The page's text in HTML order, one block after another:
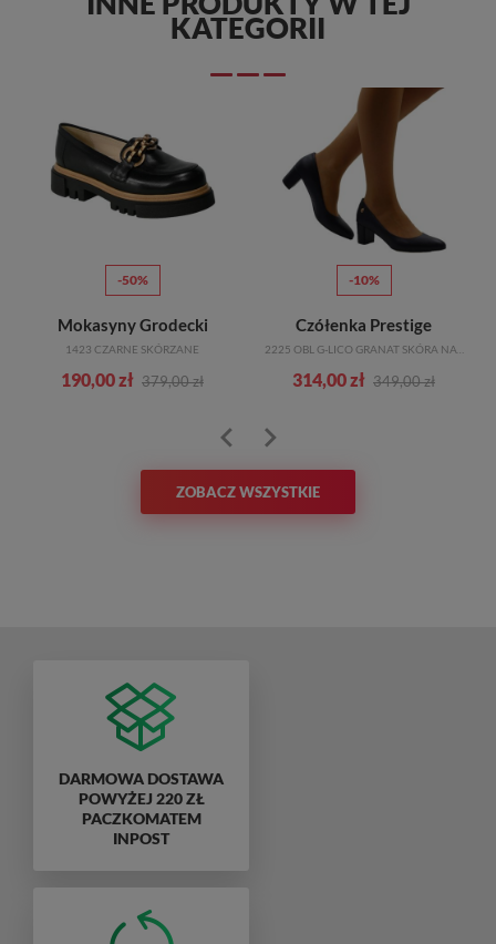
KATEGORII
-50%
Mokasyny Grodecki
1423 CZARNE SKÓRZANE
190,00 zł 379,00 zł
-10%
Czółenka Prestige
2225 OBL G-LICO GRANAT SKÓRA NATURALNA
314,00 zł 349,00 zł
ZOBACZ WSZYSTKIE
DARMOWA DOSTAWA
POWYŻEJ 220 ZŁ
PACZKOMATEM
INPOST